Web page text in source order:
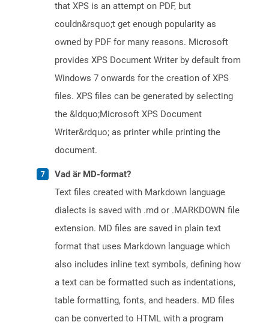
that XPS is an attempt on PDF, but
couldn&rsquo;t get enough popularity as
owned by PDF for many reasons. Microsoft
provides XPS Document Writer by default from
Windows 7 onwards for the creation of XPS
files. XPS files can be generated by selecting
the &ldquo;Microsoft XPS Document
Writer&rdquo; as printer while printing the
document.
Vad är MD-format?
Text files created with Markdown language
dialects is saved with .md or .MARKDOWN file
extension. MD files are saved in plain text
format that uses Markdown language which
also includes inline text symbols, defining how
a text can be formatted such as indentations,
table formatting, fonts, and headers. MD files
can be converted to HTML with a program